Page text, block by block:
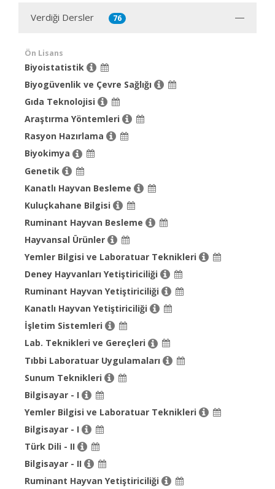
Verdiği Dersler 76
Ön Lisans
Biyoistatistik
Biyogüvenlik ve Çevre Sağlığı
Gıda Teknolojisi
Araştırma Yöntemleri
Rasyon Hazırlama
Biyokimya
Genetik
Kanatlı Hayvan Besleme
Kuluçkahane Bilgisi
Ruminant Hayvan Besleme
Hayvansal Ürünler
Yemler Bilgisi ve Laboratuar Teknikleri
Deney Hayvanları Yetiştiriciliği
Ruminant Hayvan Yetiştiriciliği
Kanatlı Hayvan Yetiştiriciliği
İşletim Sistemleri
Lab. Teknikleri ve Gereçleri
Tıbbi Laboratuar Uygulamaları
Sunum Teknikleri
Bilgisayar - I
Yemler Bilgisi ve Laboratuar Teknikleri
Bilgisayar - I
Türk Dili - II
Bilgisayar - II
Ruminant Hayvan Yetiştiriciliği